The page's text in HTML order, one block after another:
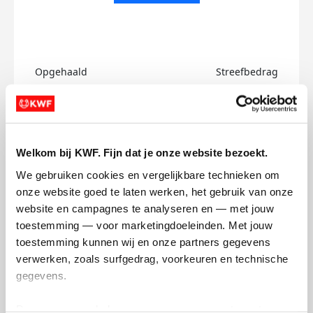
Welkom bij KWF. Fijn dat je onze website bezoekt.
We gebruiken cookies en vergelijkbare technieken om
onze website goed te laten werken, het gebruik van onze
website en campagnes te analyseren en — met jouw
toestemming — voor marketingdoeleinden. Met jouw
toestemming kunnen wij en onze partners gegevens
verwerken, zoals surfgedrag, voorkeuren en technische
gegevens.
Opgehaald Streefbedrag
Riccardo's badges